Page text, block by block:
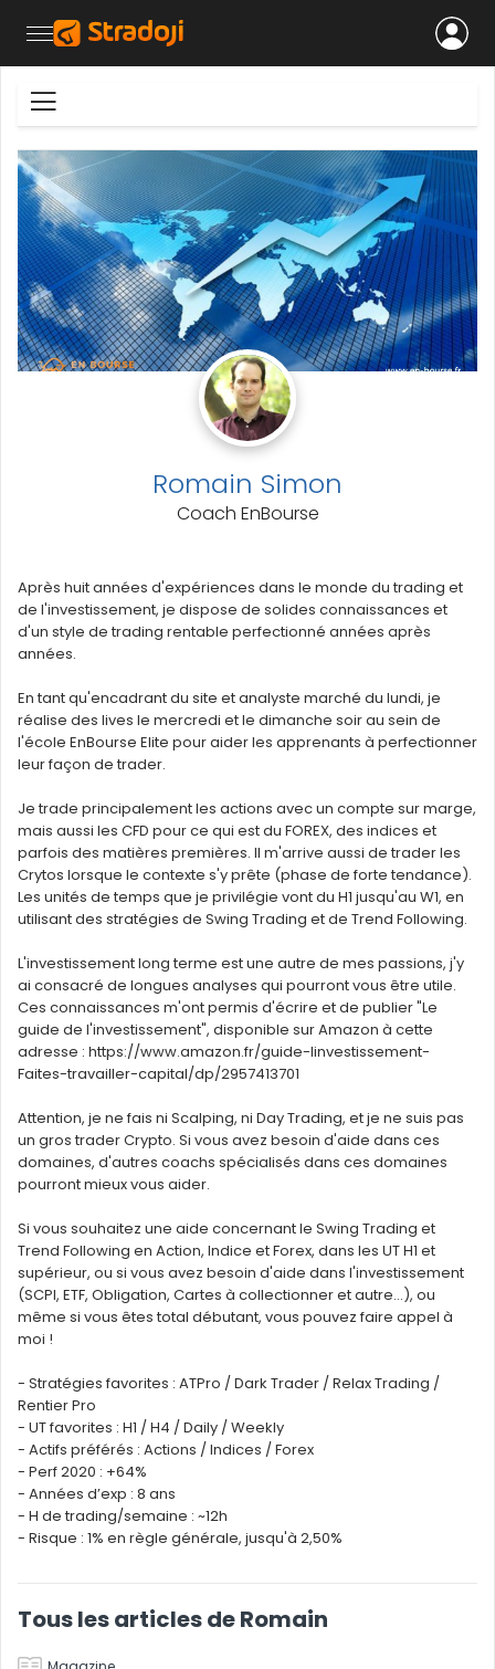
Romain Simon
Coach EnBourse
Après huit années d'expériences dans le monde du trading et
de l'investissement, je dispose de solides connaissances et
d'un style de trading rentable perfectionné années après
années.
En tant qu'encadrant du site et analyste marché du lundi, je
réalise des lives le mercredi et le dimanche soir au sein de
l'école EnBourse Elite pour aider les apprenants à perfectionner
leur façon de trader.
Je trade principalement les actions avec un compte sur marge,
mais aussi les CFD pour ce qui est du FOREX, des indices et
parfois des matières premières. Il m'arrive aussi de trader les
Crytos lorsque le contexte s'y prête (phase de forte tendance).
Les unités de temps que je privilégie vont du H1 jusqu'au W1, en
utilisant des stratégies de Swing Trading et de Trend Following.
L'investissement long terme est une autre de mes passions, j'y
ai consacré de longues analyses qui pourront vous être utile.
Ces connaissances m'ont permis d'écrire et de publier "Le
guide de l'investissement", disponible sur Amazon à cette
adresse : https://www.amazon.fr/guide-linvestissement-
Faites-travailler-capital/dp/2957413701
Attention, je ne fais ni Scalping, ni Day Trading, et je ne suis pas
un gros trader Crypto. Si vous avez besoin d'aide dans ces
domaines, d'autres coachs spécialisés dans ces domaines
pourront mieux vous aider.
Si vous souhaitez une aide concernant le Swing Trading et
Trend Following en Action, Indice et Forex, dans les UT H1 et
supérieur, ou si vous avez besoin d'aide dans l'investissement
(SCPI, ETF, Obligation, Cartes à collectionner et autre...), ou
même si vous êtes total débutant, vous pouvez faire appel à
moi !
- Stratégies favorites : ATPro / Dark Trader / Relax Trading /
Rentier Pro
- UT favorites : H1 / H4 / Daily / Weekly
- Actifs préférés : Actions / Indices / Forex
- Perf 2020 : +64%
- Années d’exp : 8 ans
- H de trading/semaine : ~12h
- Risque : 1% en règle générale, jusqu'à 2,50%
Tous les articles de Romain